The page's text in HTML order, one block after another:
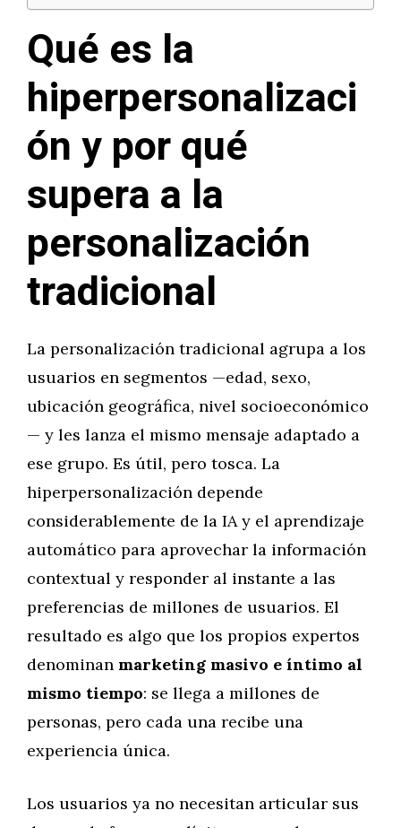
Qué es la
hiperpersonalizaci
ón y por qué
supera a la
personalización
tradicional
La personalización tradicional agrupa a los
usuarios en segmentos —edad, sexo,
ubicación geográfica, nivel socioeconómico
— y les lanza el mismo mensaje adaptado a
ese grupo. Es útil, pero tosca. La
hiperpersonalización depende
considerablemente de la IA y el aprendizaje
automático para aprovechar la información
contextual y responder al instante a las
preferencias de millones de usuarios. El
resultado es algo que los propios expertos
denominan marketing masivo e íntimo al
mismo tiempo: se llega a millones de
personas, pero cada una recibe una
experiencia única.
Los usuarios ya no necesitan articular sus